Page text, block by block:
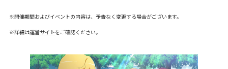
※開催期間およびイベントの内容は、予告なく変更する場合がございます。
※詳細は運営サイトをご確認ください。